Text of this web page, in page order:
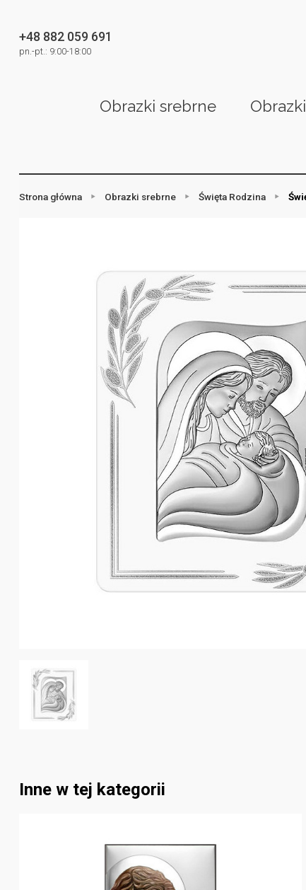
+48 882 059 691
pn.-pt.: 9:00-18:00
Obrazki srebrne
Strona główna Obrazki srebrne Święta Rodzina
Inne w tej kategorii